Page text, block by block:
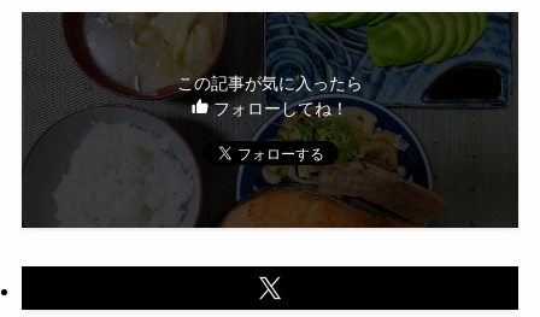
この記事が気に入ったら
フォローしてね！